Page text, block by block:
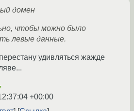
домен
чтобы можно было
левые данные.
удивляться жажде
+00:00